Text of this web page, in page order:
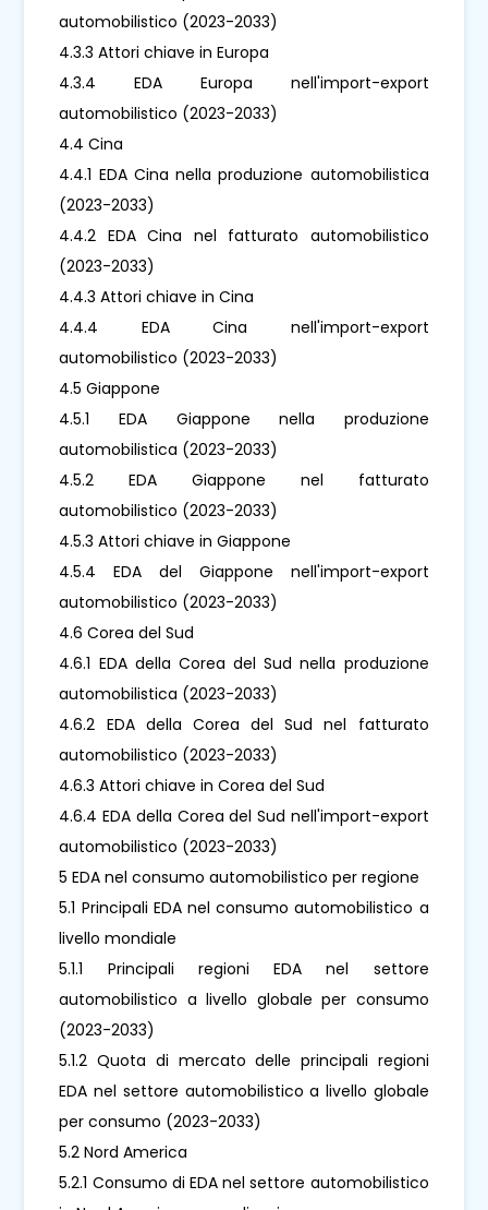
automobilistico (2023-2033)
4.3.3 Attori chiave in Europa
4.3.4 EDA Europa nell'import-export
automobilistico (2023-2033)
4.4 Cina
4.4.1 EDA Cina nella produzione automobilistica
(2023-2033)
4.4.2 EDA Cina nel fatturato automobilistico
(2023-2033)
4.4.3 Attori chiave in Cina
4.4.4 EDA Cina nell'import-export
automobilistico (2023-2033)
4.5 Giappone
4.5.1 EDA Giappone nella produzione
automobilistica (2023-2033)
4.5.2 EDA Giappone nel fatturato
automobilistico (2023-2033)
4.5.3 Attori chiave in Giappone
4.5.4 EDA del Giappone nell'import-export
automobilistico (2023-2033)
4.6 Corea del Sud
4.6.1 EDA della Corea del Sud nella produzione
automobilistica (2023-2033)
4.6.2 EDA della Corea del Sud nel fatturato
automobilistico (2023-2033)
4.6.3 Attori chiave in Corea del Sud
4.6.4 EDA della Corea del Sud nell'import-export
automobilistico (2023-2033)
5 EDA nel consumo automobilistico per regione
5.1 Principali EDA nel consumo automobilistico a
livello mondiale
5.1.1 Principali regioni EDA nel settore
automobilistico a livello globale per consumo
(2023-2033)
5.1.2 Quota di mercato delle principali regioni
EDA nel settore automobilistico a livello globale
per consumo (2023-2033)
5.2 Nord America
5.2.1 Consumo di EDA nel settore automobilistico